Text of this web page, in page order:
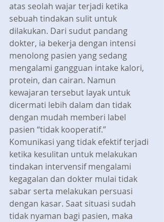
atas seolah wajar terjadi ketika
sebuah tindakan sulit untuk
dilakukan. Dari sudut pandang
dokter, ia bekerja dengan intensi
menolong pasien yang sedang
mengalami gangguan intake kalori,
protein, dan cairan. Namun
kewajaran tersebut layak untuk
dicermati lebih dalam dan tidak
dengan mudah memberi label
pasien “tidak kooperatif.”
Komunikasi yang tidak efektif terjadi
ketika kesulitan untuk melakukan
tindakan intervensif mengalami
kegagalan dan dokter mulai tidak
sabar serta melakukan persuasi
dengan kasar. Saat situasi sudah
tidak nyaman bagi pasien, maka